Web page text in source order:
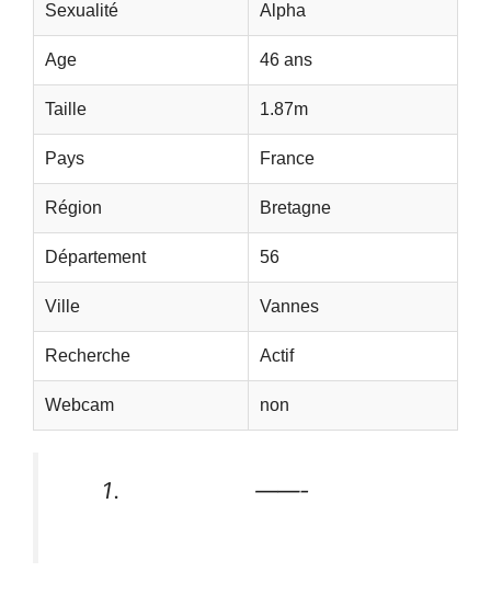
Sexualité Alpha
Age 46 ans
Taille 1.87m
Pays France
Région Bretagne
Département 56
Ville Vannes
Recherche Actif
Webcam non
——-